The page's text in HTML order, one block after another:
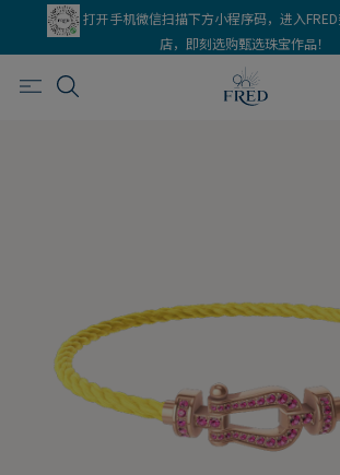
打开手机微信扫描下方小程序码，进入
店，即刻选购甄选珠宝作品！